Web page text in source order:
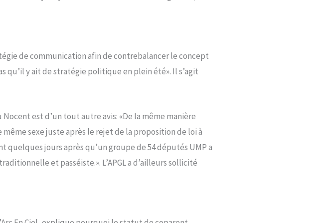
de communication afin de contrebalancer le concept
qu’il y ait de stratégie politique en plein été». Il s’agit
est d’un tout autre avis: «De la même manière
sexe juste après le rejet de la proposition de loi à
quelques jours après qu’un groupe de 54 députés UMP a
et passéiste.». L’APGL a d’ailleurs sollicité